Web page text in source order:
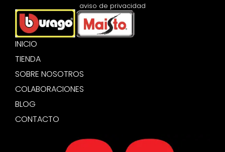
INICIO
TIENDA
SOBRE NOSOTROS
COLABORACIONES
BLOG
CONTACTO
aviso de privacidad